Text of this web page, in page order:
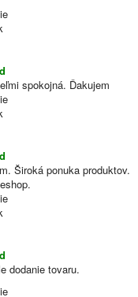
spokojná. Ďakujem
Široká ponuka produktov.
dodanie tovaru.